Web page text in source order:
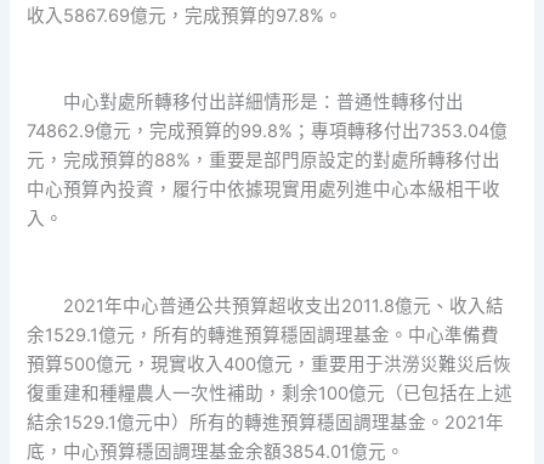
收入5867.69億元，完成預算的97.8%。
中心對處所轉移付出詳細情形是：普通性轉移付出
74862.9億元，完成預算的99.8%；專項轉移付出7353.04億
元，完成預算的88%，重要是部門原設定的對處所轉移付出
中心預算內投資，履行中依據現實用處列進中心本級相干收
入。
2021年中心普通公共預算超收支出2011.8億元、收入結
余1529.1億元，所有的轉進預算穩固調理基金。中心準備費
預算500億元，現實收入400億元，重要用于洪澇災難災后恢
復重建和種糧農人一次性補助，剩余100億元（已包括在上述
結余1529.1億元中）所有的轉進預算穩固調理基金。2021年
底，中心預算穩固調理基金余額3854.01億元。